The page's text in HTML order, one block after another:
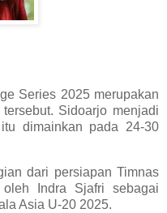
Series 2025 merupakan
Sidoarjo menjadi
dimainkan pada 24-30
dari persiapan Timnas
Indra Sjafri sebagai
Asia U-20 2025.